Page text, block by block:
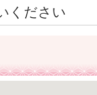
ください